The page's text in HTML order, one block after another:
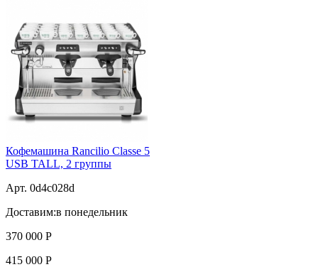
Кофемашина Rancilio Classe 5
USB TALL, 2 группы
Арт. 0d4c028d
Доставим:в понедельник
370 000 Р
415 000 Р